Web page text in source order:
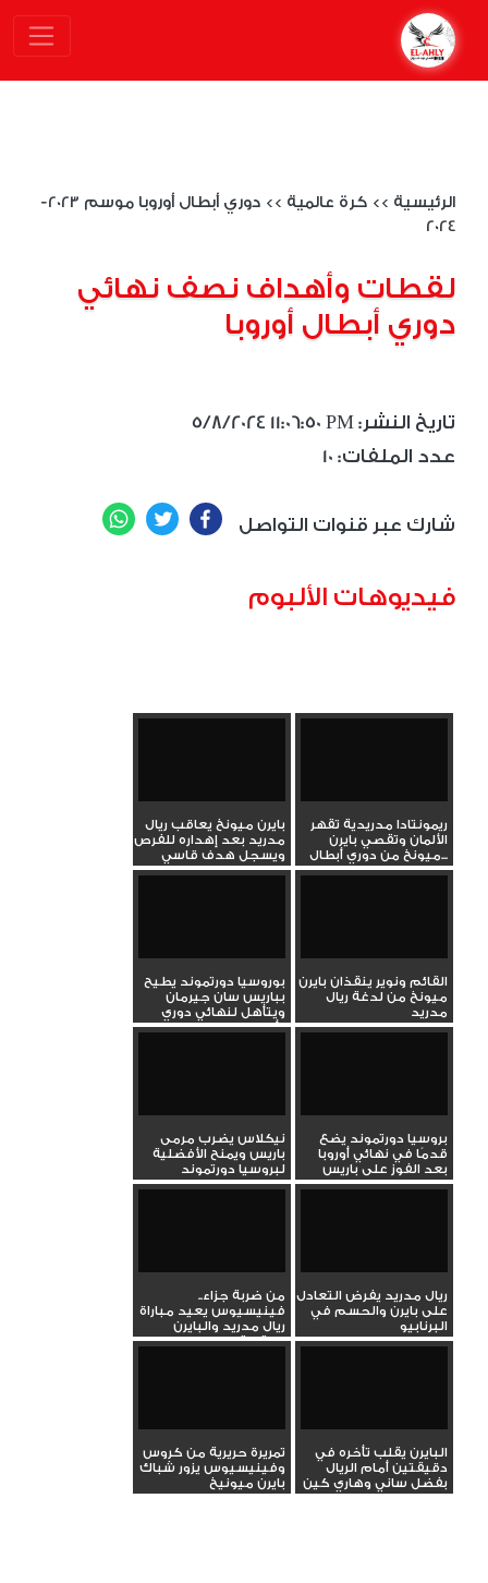
الرئيسية >> كرة عالمية >>
دوري أبطال أوروبا موسم 2023-
2024
لقطات وأهداف نصف نهائي
دوري أبطال أوروبا
5/8/2024 11:06:50 PM :تاريخ النشر
10 :عدد الملفات
شارك عبر قنوات التواصل Facebook
Twitter
فيديوهات الألبوم
ريمونتادا مدريدية تقهر
الألمان وتقصي بايرن
ميونخ من دوري أبطال...
بايرن ميونخ يعاقب ريال
مدريد بعد إهداره للفرص
ويسجل هدف قاسي
القائم ونوير ينقذان بايرن
ميونخ من لدغة ريال
مدريد
بوروسيا دورتموند يطيح
بباريس سان جيرمان
ويتأهل لنهائي دوري
أبطال...
بروسيا دورتموند يضع
قدمًا في نهائي أوروبا
بعد الفوز على باريس
بهدف...
نيكلاس يضرب مرمى
باريس ويمنح الأفضلية
لبروسيا دورتموند
ريال مدريد يفرض التعادل
على بايرن والحسم في
البرنابيو
من ضربة جزاء..
فينيسيوس يعيد مباراة
ريال مدريد والبايرن
لنقطة...
البايرن يقلب تأخره في
دقيقتين أمام الريال
بفضل ساني وهاري كين
تمريرة حريرية من كروس
وفينيسيوس يزور شباك
بايرن ميونيخ